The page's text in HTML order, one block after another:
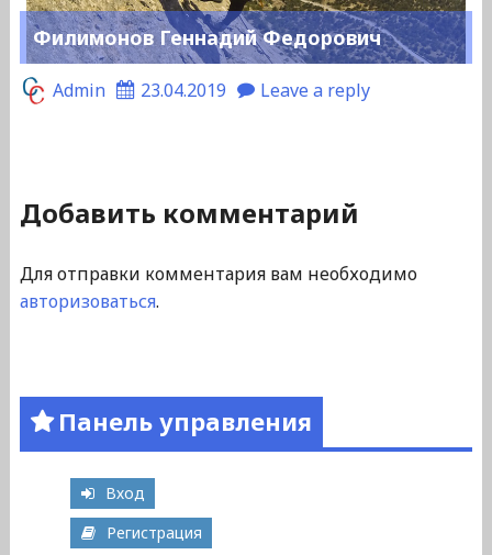
Филимонов Геннадий Федорович
Admin 23.04.2019 Leave a reply
Добавить комментарий
Для отправки комментария вам необходимо
авторизоваться.
Панель управления
Вход
Регистрация